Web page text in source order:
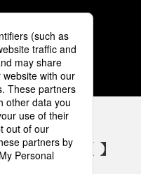
5
SNSアカウント